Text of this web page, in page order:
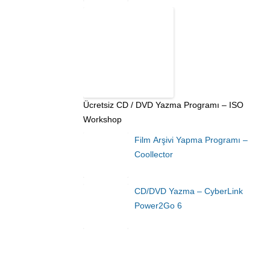
Ücretsiz CD / DVD Yazma Programı – ISO
Workshop
Film Arşivi Yapma Programı –
Coollector
CD/DVD Yazma – CyberLink
Power2Go 6